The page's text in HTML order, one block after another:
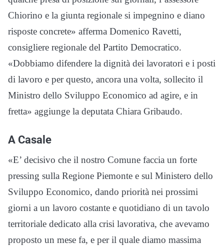
Chiorino e la giunta regionale si impegnino e diano
risposte concrete» afferma Domenico Ravetti,
consigliere regionale del Partito Democratico.
«Dobbiamo difendere la dignità dei lavoratori e i posti
di lavoro e per questo, ancora una volta, sollecito il
Ministro dello Sviluppo Economico ad agire, e in
fretta» aggiunge la deputata Chiara Gribaudo.
A Casale
«E’ decisivo che il nostro Comune faccia un forte
pressing sulla Regione Piemonte e sul Ministero dello
Sviluppo Economico, dando priorità nei prossimi
giorni a un lavoro costante e quotidiano di un tavolo
territoriale dedicato alla crisi lavorativa, che avevamo
proposto un mese fa, e per il quale diamo massima